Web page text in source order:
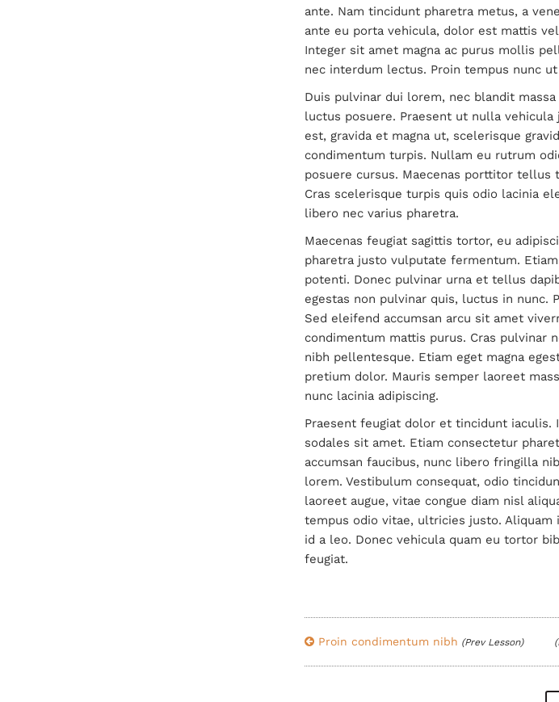
ante. Nam tincidunt pharetra metus, a
ante eu porta vehicula, dolor est mattis
Integer sit amet magna ac purus mollis
nec interdum lectus. Proin tempus nunc
Duis pulvinar dui lorem, nec blandit
luctus posuere. Praesent ut nulla vehicula
est, gravida et magna ut, scelerisque
condimentum turpis. Nullam eu rutrum
posuere cursus. Maecenas porttitor
Cras scelerisque turpis quis odio lacinia
libero nec varius pharetra.
Maecenas feugiat sagittis tortor, eu
pharetra justo vulputate fermentum.
potenti. Donec pulvinar urna et tellus
egestas non pulvinar quis, luctus in nunc.
Sed eleifend accumsan arcu sit amet
condimentum mattis purus. Cras pulvinar
nibh pellentesque. Etiam eget magna
pretium dolor. Mauris semper laoreet
nunc lacinia adipiscing.
Praesent feugiat dolor et tincidunt
sodales sit amet. Etiam consectetur
accumsan faucibus, nunc libero fringilla
lorem. Vestibulum consequat, odio
laoreet augue, vitae congue diam nisl
tempus odio vitae, ultricies justo.
id a leo. Donec vehicula quam eu tortor
feugiat.
Proin condimentum nibh (Prev Lesson)